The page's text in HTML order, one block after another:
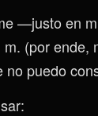
—justo en
(por ende,
puedo